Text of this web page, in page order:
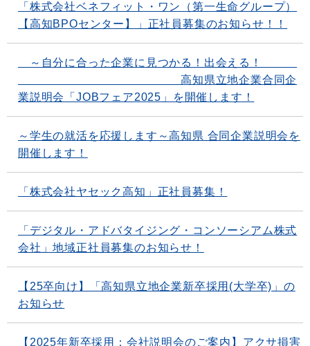
「株式会社ベネフィット・ワン（第一生命グループ）
【高知BPOセンター】」正社員募集のお知らせ！！
～自分に合った企業に見つかる！出会える！
高知県立地企業合同企
業説明会「JOBフェア2025」を開催します！
～学生の就活を応援します～高知県 合同企業説明会を
開催します！
「株式会社ヤセック高知」正社員募集！
「デジタル・アドバタイジング・コンソーシアム株式
会社」地域正社員募集のお知らせ！
【25卒向け】「高知県立地企業新卒採用(大学卒)」の
お知らせ
【2025年新卒採用：会社説明会のご案内】アクサ損害